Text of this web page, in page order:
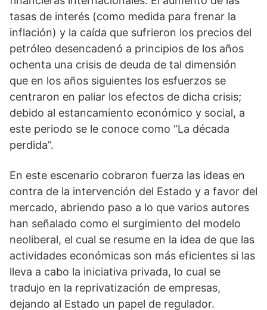
tasas de interés (como medida para frenar la
inflación) y la caída que sufrieron los precios del
petróleo desencadenó a principios de los años
ochenta una crisis de deuda de tal dimensión
que en los años siguientes los esfuerzos se
centraron en paliar los efectos de dicha crisis;
debido al estancamiento económico y social, a
este periodo se le conoce como “La década
perdida”.
En este escenario cobraron fuerza las ideas en
contra de la intervención del Estado y a favor del
mercado, abriendo paso a lo que varios autores
han señalado como el surgimiento del modelo
neoliberal, el cual se resume en la idea de que las
actividades económicas son más eficientes si las
lleva a cabo la iniciativa privada, lo cual se
tradujo en la reprivatización de empresas,
dejando al Estado un papel de regulador.